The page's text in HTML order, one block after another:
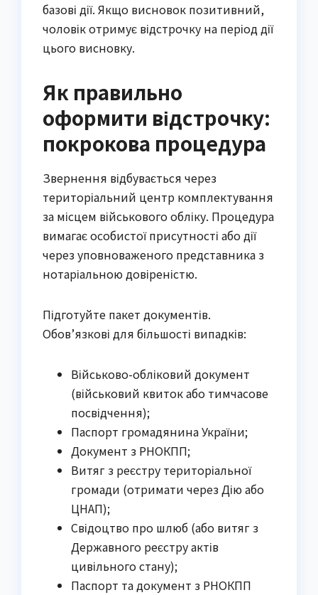
базові дії. Якщо висновок позитивний,
чоловік отримує відстрочку на період дії
цього висновку.
Як правильно
оформити відстрочку:
покрокова процедура
Звернення відбувається через
територіальний центр комплектування
за місцем військового обліку. Процедура
вимагає особистої присутності або дії
через уповноваженого представника з
нотаріальною довіреністю.
Підготуйте пакет документів.
Обов’язкові для більшості випадків:
Військово-обліковий документ
(військовий квиток або тимчасове
посвідчення);
Паспорт громадянина України;
Документ з РНОКПП;
Витяг з реєстру територіальної
громади (отримати через Дію або
ЦНАП);
Свідоцтво про шлюб (або витяг з
Державного реєстру актів
цивільного стану);
Паспорт та документ з РНОКПП